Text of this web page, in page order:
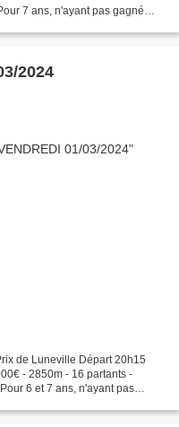
7 ans, n'ayant pas gagné
2024
de Luneville Départ 20h15
- 2850m - 16 partants -
6 et 7 ans, n'ayant pas